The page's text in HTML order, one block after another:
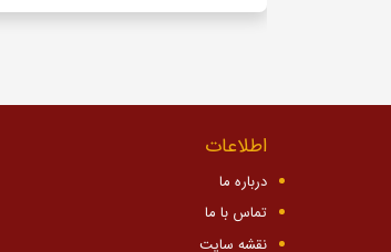
اطلاعات
درباره ما
تماس با ما
نقشه سایت